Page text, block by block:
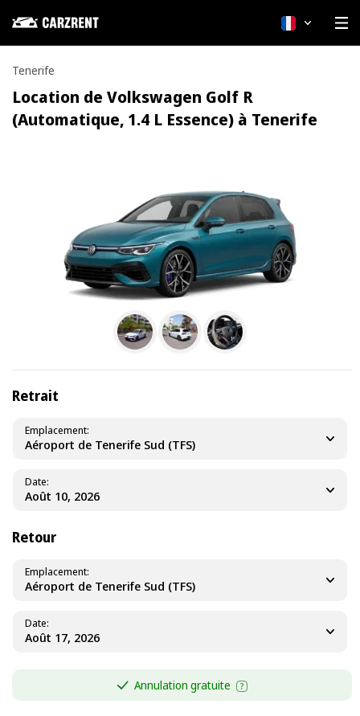
Français
Tenerife
Location de Volkswagen Golf R
(Automatique, 1.4 L Essence) à Tenerife
Retrait
Aéroport de Tenerife Sud (TFS)
Emplacement
Date
Retour
Aéroport de Tenerife Sud (TFS)
Emplacement
Date
Annulation gratuite